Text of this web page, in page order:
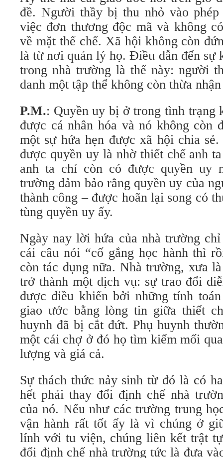
đề. Người thầy bị thu nhỏ vào
việc đơn thương độc mã và không
về mặt thể chế. Xã hội không còn
là từ nơi quản lý họ. Điều dẫn đến sự
trong nhà trường là thế này: người
danh một tập thể không còn thừa
P.M.: Quyền uy bị ở trong tình trạng
được cá nhân hóa và nó không còn
một sự hứa hẹn được xã hội chia
được quyền uy là nhờ thiết chế anh
anh ta chỉ còn có được quyền uy
trường đảm bảo rằng quyền uy của
thành công – được hoãn lại song có
tùng quyền uy ấy.
Ngày nay lời hứa của nhà trường
cái câu nói “cố gắng học hành thì
còn tác dụng nữa. Nhà trường, xưa
trở thành một dịch vụ: sự trao đổi
được điều khiển bởi những tính
giao ước bằng lòng tin giữa thiết
huynh đã bị cắt đứt. Phụ huynh
một cái chợ ở đó họ tìm kiếm mối
lượng và giá cả.
Sự thách thức nảy sinh từ đó là có
hết phải thay đổi định chế nhà
của nó. Nếu như các trường trung
vận hành rất tốt ấy là vì chúng ở
lính với tu viện, chúng liên kết trật
đổi định chế nhà trường tức là đưa